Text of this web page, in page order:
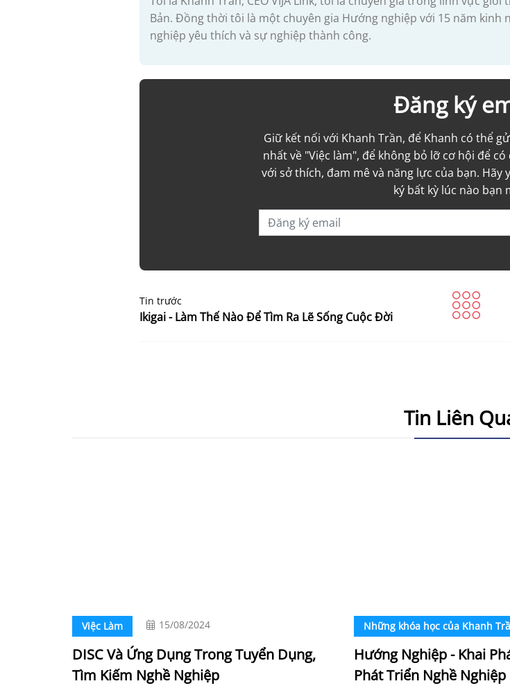
Bản. Đồng thời tôi là một chuyên gia Hướng nghiệp với 15 năm
nghiệp yêu thích và sự nghiệp thành công.
Đăng ký
Giữ kết nối với Khanh Trần, để Khanh có thể
nhất về "Việc làm", để không bỏ lỡ cơ hội để
với sở thích, đam mê và năng lực của bạn. Hãy
ký bất kỳ lúc nào bạn
Tin trước
Ikigai - Làm Thế Nào Để Tìm Ra Lẽ Sống Cuộc Đời
Tin Liên
Việc Làm 15/08/2024
DISC Và Ứng Dụng Trong Tuyển Dụng,
Tìm Kiếm Nghề Nghiệp
Những khóa học của Khanh
Hướng Nghiệp - Khai
Phát Triển Nghề Nghiệp